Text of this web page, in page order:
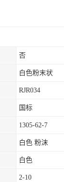
否
白色粉末状
RJR034
国标
1305-62-7
白色 粉沫
白色
2-10